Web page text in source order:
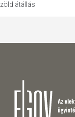
zöld átállás